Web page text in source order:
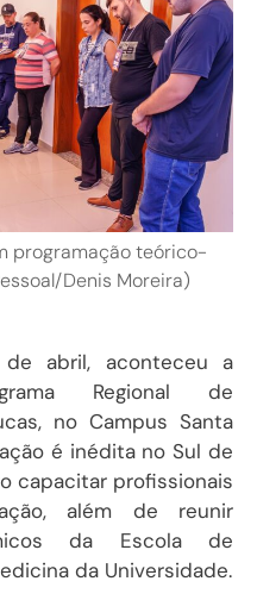
programação teórico-
Denis Moreira)
abril, aconteceu a
Regional de
no Campus Santa
é inédita no Sul de
capacitar profissionais
além de reunir
da Escola de
da Universidade.